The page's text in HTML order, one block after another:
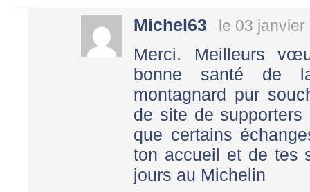
Michel63 le 03
Merci. Meilleurs
bonne santé de
montagnard pur
de site de
que certains
ton accueil et de tes
jours au Michelin